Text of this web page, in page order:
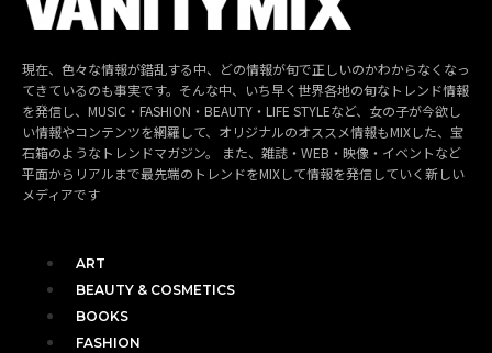
現在、色々な情報が錯乱する中、どの情報が旬で正しいのかわからなくなっ
てきているのも事実です。そんな中、いち早く世界各地の旬なトレンド情報
を発信し、MUSIC・FASHION・BEAUTY・LIFE STYLEなど、女の子が今欲し
い情報やコンテンツを網羅して、オリジナルのオススメ情報もMIXした、宝
石箱のようなトレンドマガジン。 また、雑誌・WEB・映像・イベントなど
平面からリアルまで最先端のトレンドをMIXして情報を発信していく新しい
メディアです
ART
BEAUTY & COSMETICS
BOOKS
FASHION